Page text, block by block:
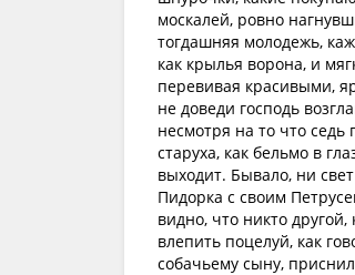
москалей, ровно
тогдашняя молодежь,
как крылья ворона, и
перевивая красивыми,
не доведи господь
несмотря на то что
старуха, как бельмо в
выходит. Бывало, ни
Пидорка с своим
видно, что никто
влепить поцелуй, как
собачьему сыну,